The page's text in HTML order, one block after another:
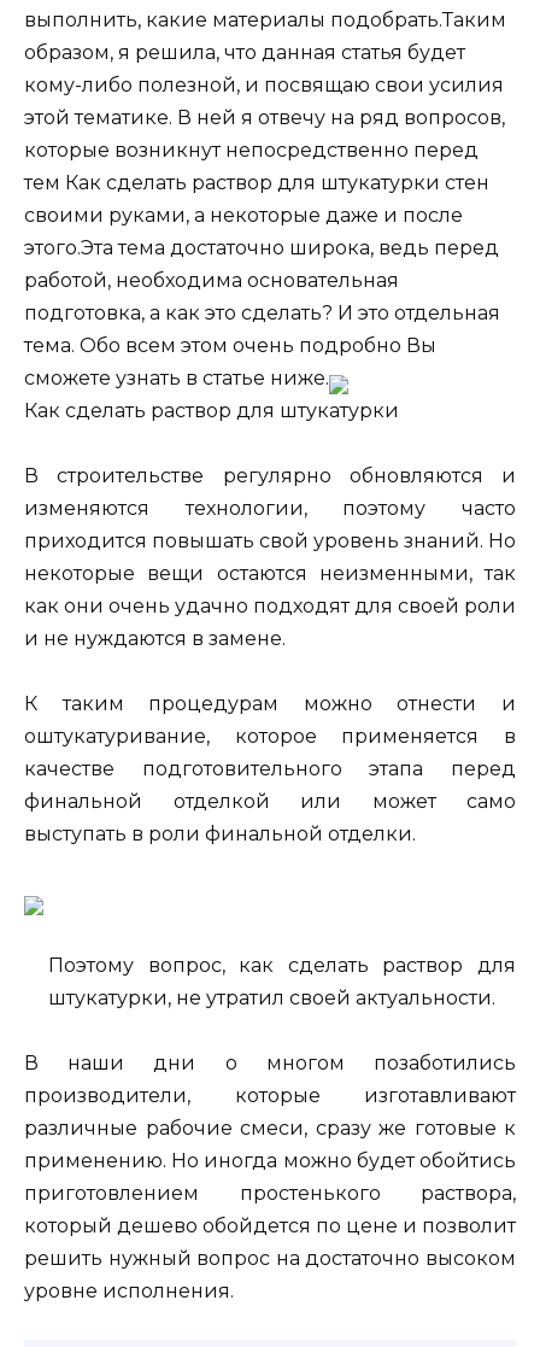
выполнить, какие материалы подобрать.Таким
образом, я решила, что данная статья будет
кому-либо полезной, и посвящаю свои усилия
этой тематике. В ней я отвечу на ряд вопросов,
которые возникнут непосредственно перед
тем Как сделать раствор для штукатурки стен
своими руками, а некоторые даже и после
этого.Эта тема достаточно широка, ведь перед
работой, необходима основательная
подготовка, а как это сделать? И это отдельная
тема. Обо всем этом очень подробно Вы
сможете узнать в статье ниже.
Как сделать раствор для штукатурки
В строительстве регулярно обновляются и
изменяются технологии, поэтому часто
приходится повышать свой уровень знаний. Но
некоторые вещи остаются неизменными, так
как они очень удачно подходят для своей роли
и не нуждаются в замене.
К таким процедурам можно отнести и
оштукатуривание, которое применяется в
качестве подготовительного этапа перед
финальной отделкой или может само
выступать в роли финальной отделки.
Поэтому вопрос, как сделать раствор для
штукатурки, не утратил своей актуальности.
В наши дни о многом позаботились
производители, которые изготавливают
различные рабочие смеси, сразу же готовые к
применению. Но иногда можно будет обойтись
приготовлением простенького раствора,
который дешево обойдется по цене и позволит
решить нужный вопрос на достаточно высоком
уровне исполнения.